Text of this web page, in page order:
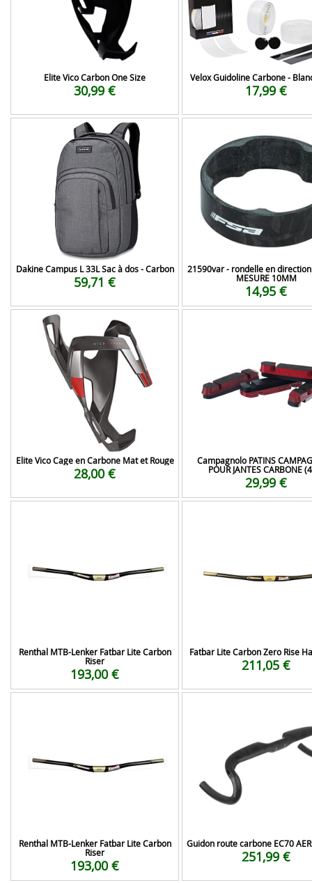
Elite Vico Carbon One Size
30,99 €
Velox Guidoline Carbone -
17,99 €
Dakine Campus L 33L Sac à dos - Carbon
59,71 €
21590var - rondelle en
MESURE 10MM
14,95 €
Elite Vico Cage en Carbone Mat et Rouge
28,00 €
Campagnolo PATINS
POUR JANTES CARBONE
29,99 €
Renthal MTB-Lenker Fatbar Lite Carbon
Riser
193,00 €
Fatbar Lite Carbon Zero Rise
211,05 €
Renthal MTB-Lenker Fatbar Lite Carbon
Riser
193,00 €
Guidon route carbone EC70
251,99 €